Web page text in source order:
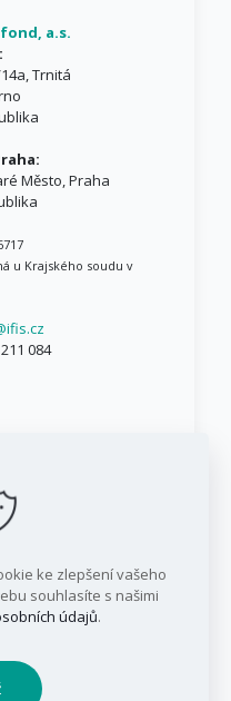
a.s.
Trnitá
Město, Praha
u Krajského soudu v
084
a.s.
ke zlepšení vašeho
souhlasíte s našimi
údajů.